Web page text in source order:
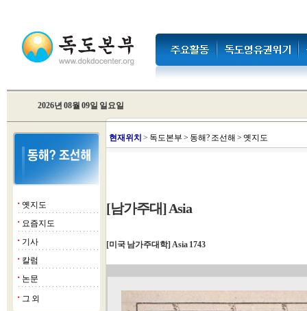
2026년 08월 09일 일요일
■ 옛지도
■ 요즘지도
■ 기사
■ 칼럼
■ 논문
■ 그 외
현재위치 > 독도본부 > 동해? 조선해 > 옛지도
[남가주대] Asia
[미국 남가주대학] Asia 1743